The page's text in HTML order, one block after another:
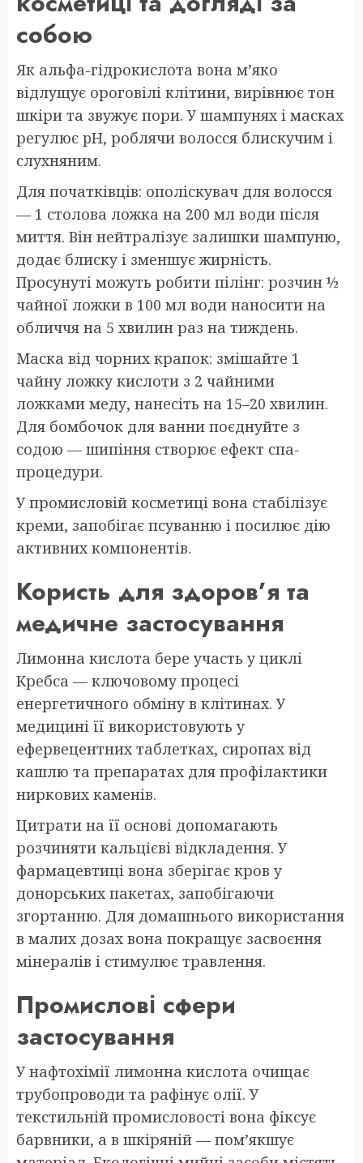
собою
Як альфа-гідрокислота вона м’яко
відлущує ороговілі клітини, вирівнює тон
шкіри та звужує пори. У шампунях і масках
регулює pH, роблячи волосся блискучим і
слухняним.
Для початківців: ополіскувач для волосся
— 1 столова ложка на 200 мл води після
миття. Він нейтралізує залишки шампуню,
додає блиску і зменшує жирність.
Просунуті можуть робити пілінг: розчин ½
чайної ложки в 100 мл води наносити на
обличчя на 5 хвилин раз на тиждень.
Маска від чорних крапок: змішайте 1
чайну ложку кислоти з 2 чайними
ложками меду, нанесіть на 15–20 хвилин.
Для бомбочок для ванни поєднуйте з
содою — шипіння створює ефект спа-
процедури.
У промисловій косметиці вона стабілізує
креми, запобігає псуванню і посилює дію
активних компонентів.
Користь для здоров’я та
медичне застосування
Лимонна кислота бере участь у циклі
Кребса — ключовому процесі
енергетичного обміну в клітинах. У
медицині її використовують у
ефервецентних таблетках, сиропах від
кашлю та препаратах для профілактики
ниркових каменів.
Цитрати на її основі допомагають
розчиняти кальцієві відкладення. У
фармацевтиці вона зберігає кров у
донорських пакетах, запобігаючи
згортанню. Для домашнього використання
в малих дозах вона покращує засвоєння
мінералів і стимулює травлення.
Промислові сфери
застосування
У нафтохімії лимонна кислота очищає
трубопроводи та рафінує олії. У
текстильній промисловості вона фіксує
барвники, а в шкіряній — пом’якшує